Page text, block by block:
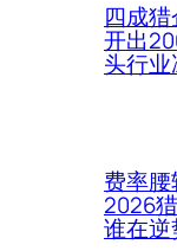
四成
开出
头行
费率腰
2026
谁在逆